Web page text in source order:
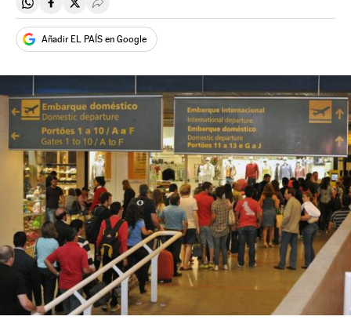
Compartir en Whatsapp
Compartir en Facebook
Compartir en Twitter
Desplegar Redes Sociales
Añadir EL PAÍS en Google